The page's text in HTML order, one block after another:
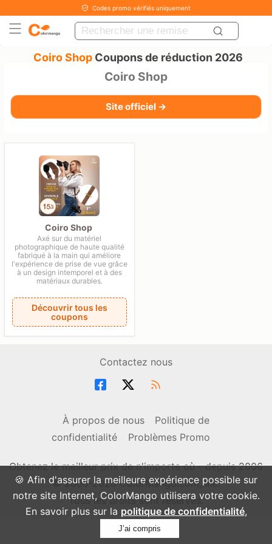
🍪 Afin d'assurer la meilleure expérience possible sur
notre site Internet, ColorMango utilisera votre cookie.
En savoir plus sur la politique de confidentialité,
J’ai compris
Codes promo vérifiés uniquement
Coiro ShopCoupons de réduction 2026
Coiro Shop
Site officiel →
Coiro Shop
Axé sur du matériel
photographique de haute qualité
fabriqué à la main qui améliore
l'expérience de prise de vue grâce
à un design intemporel et à des
matériaux durables.
Découvrir tous les
coupons
Contactez nous
À propos de nous
Politique de
confidentialité
Problèmes Promo
Obtenez le meilleur prix de n'importe où - depuis 2006
© 2006-2026 ColorMango.com, Inc.
Tous les droits sont réservés.